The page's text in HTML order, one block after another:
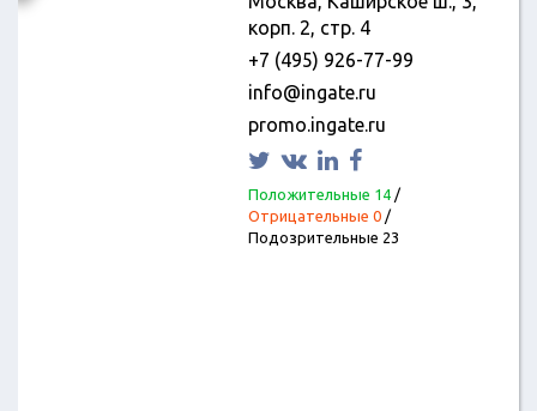
корп. 2, стр. 4
+7 (495) 926-77-99
info@ingate.ru
promo.ingate.ru
Положительные 14/
Отрицательные 0/
Подозрительные 23